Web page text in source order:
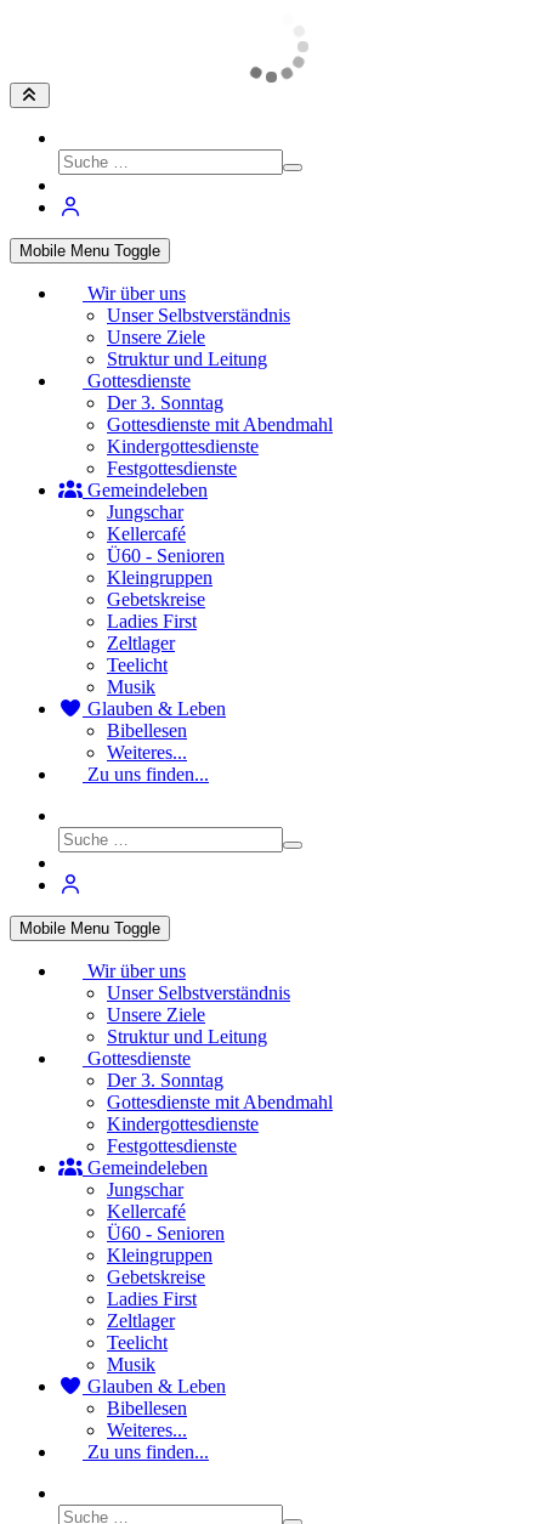
Mobile Menu Toggle
Wir über uns
Unser Selbstverständnis
Unsere Ziele
Struktur und Leitung
Gottesdienste
Der 3. Sonntag
Gottesdienste mit Abendmahl
Kindergottesdienste
Festgottesdienste
Gemeindeleben
Jungschar
Kellercafé
Ü60 - Senioren
Kleingruppen
Gebetskreise
Ladies First
Zeltlager
Teelicht
Musik
Glauben & Leben
Bibellesen
Weiteres...
Zu uns finden...
Mobile Menu Toggle
Wir über uns
Unser Selbstverständnis
Unsere Ziele
Struktur und Leitung
Gottesdienste
Der 3. Sonntag
Gottesdienste mit Abendmahl
Kindergottesdienste
Festgottesdienste
Gemeindeleben
Jungschar
Kellercafé
Ü60 - Senioren
Kleingruppen
Gebetskreise
Ladies First
Zeltlager
Teelicht
Musik
Glauben & Leben
Bibellesen
Weiteres...
Zu uns finden...